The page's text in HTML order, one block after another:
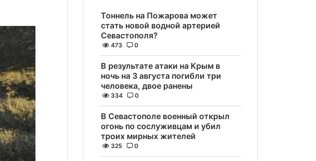
Тоннель на Пожарова может
стать новой водной артерией
Севастополя?
473 0
В результате атаки на Крым в
ночь на 3 августа погибли три
человека, двое ранены
334 0
В Севастополе военный открыл
огонь по сослуживцам и убил
троих мирных жителей
325 0